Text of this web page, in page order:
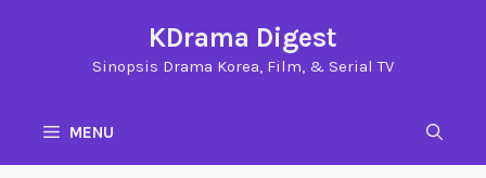
KDrama Digest
Sinopsis Drama Korea, Film, & Serial TV
MENU